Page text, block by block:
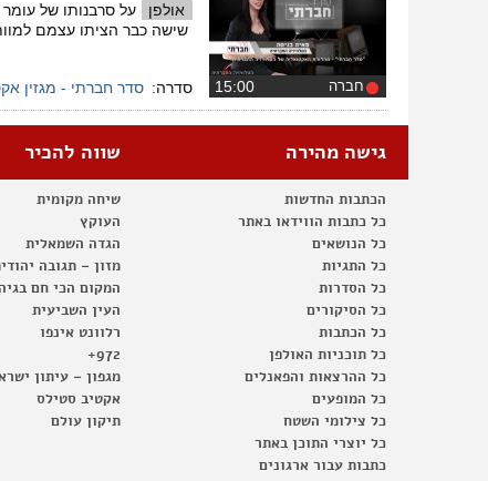
חברה
אולפן
על סרבנותו של
שישה כבר הציתו עצמם
סדרה: סדר חברתי - מגזין
גישה מהירה
הכתבות החדשות
כל כתבות הווידאו באתר
כל הנושאים
כל התגיות
כל הסדרות
כל הסיקורים
כל הכתבות
כל תוכניות האולפן
כל ההרצאות והפאנלים
כל המופעים
כל צילומי השטח
כל יוצרי התוכן באתר
כתבות עבור ארגונים
שווה להכיר
שיחה מקומית
העוקץ
הגדה השמאלית
מזון – תגובה
המקום הכי חם
העין השביעית
רלוונט אינפו
972+
מגפון – עיתון
אקטיב סטילס
תיקון עולם